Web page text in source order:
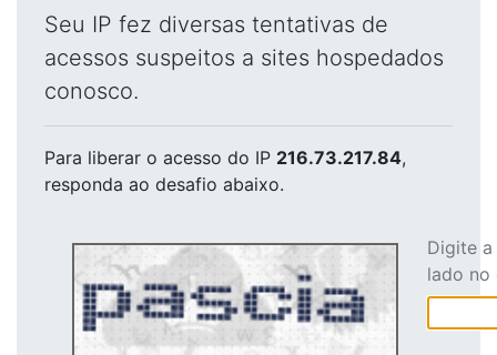
Seu IP fez diversas tentativas de
acessos suspeitos a sites hospedados
conosco.
Para liberar o acesso do IP 216.73.217.84,
responda ao desafio abaixo.
Digite
lado no